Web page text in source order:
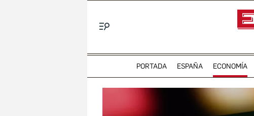
PORTADA ESPAÑA ECONOMÍA